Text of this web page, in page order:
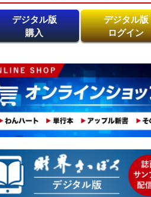
デジタル版
購入
デジタル版
ログイン